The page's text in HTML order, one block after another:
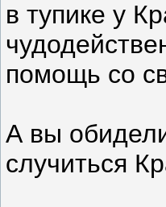
в тупике у
помощь со
А вы
случиться